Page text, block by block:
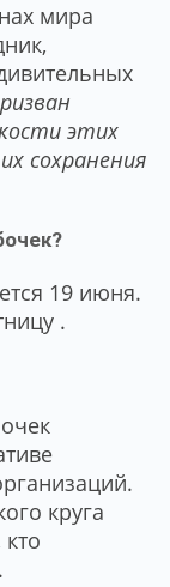
мира
этих
сохранения
19 июня.
.
круга